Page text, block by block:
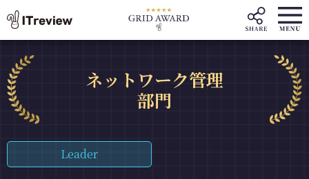
ネットワーク管理
部門
Leader